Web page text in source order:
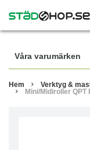
Våra varumärken
Hem Verktyg &
Mini/Midiroller QPT